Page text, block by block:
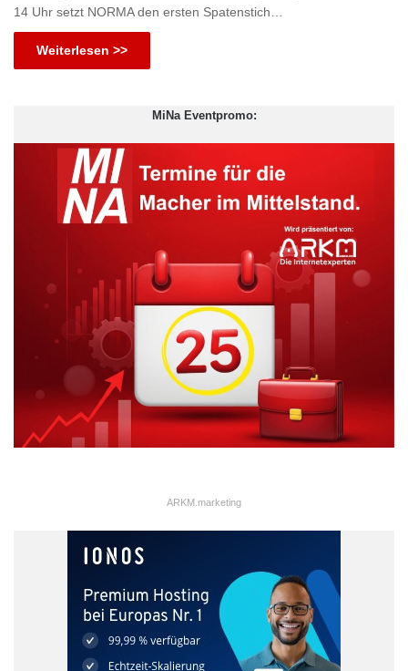
14 Uhr setzt NORMA den ersten Spatenstich…
Weiterlesen >>
MiNa Eventpromo:
ARKM.marketing